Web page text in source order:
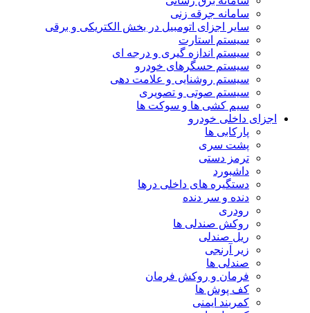
سامانه جرقه زنی
سایر اجزای اتومبیل در بخش الکتریکی و برقی
سیستم استارت
سیستم اندازه گیری و درجه ای
سیستم حسگرهای خودرو
سیستم روشنایی و علامت دهی
سیستم صوتی و تصویری
سیم کشی ها و سوکت ها
اجزای داخلی خودرو
پارکابی ها
پشت سری
ترمز دستی
داشبورد
دستگیره های داخلی درها
دنده و سر دنده
رودری
روکش صندلی ها
ریل صندلی
زیر آرنجی
صندلی ها
فرمان و روکش فرمان
کف پوش ها
کمربند ایمنی